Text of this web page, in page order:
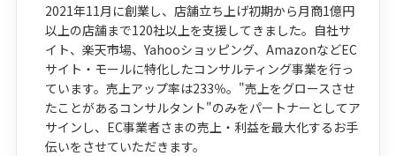
2021年11月に創業し、店舗立ち上げ初期から月商1億円
以上の店舗まで120社以上を支援してきました。自社サ
イト、楽天市場、Yahooショッピング、AmazonなどEC
サイト・モールに特化したコンサルティング事業を行っ
ています。売上アップ率は233％。"売上をグロースさせ
たことがあるコンサルタント"のみをパートナーとしてア
サインし、EC事業者さまの売上・利益を最大化するお手
伝いをさせていただきます。